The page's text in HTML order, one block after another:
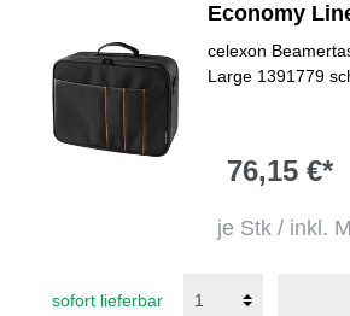
Economy
celexon
Large 1391779
76,15 €*
je Stk / inkl.
sofort lieferbar